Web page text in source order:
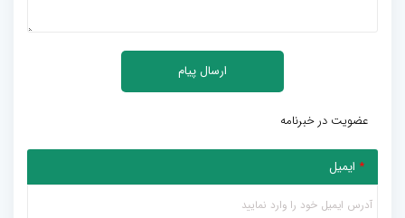
عضویت در خبرنامه
* ایمیل